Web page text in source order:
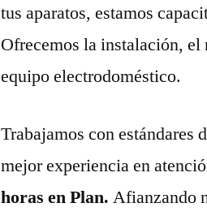
tus aparatos, estamos
Ofrecemos la instalación,
equipo electrodoméstico.
Trabajamos con estándares
mejor experiencia en
horas en Plan.Afianzando